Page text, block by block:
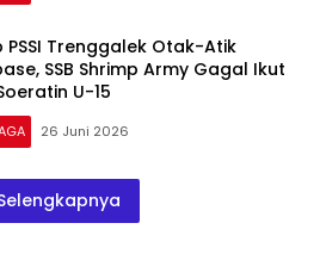
PSSI Trenggalek Otak-Atik
SSB Shrimp Army Gagal Ikut
U-15
26 Juni 2026